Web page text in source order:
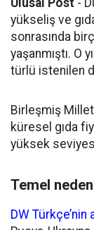
Ulusal Post -
yükseliş ve
sonrasında
yaşanmıştı. O
türlü istenilen
Birleşmiş
küresel gıda
yüksek
Temel
DW Türkçe’nin